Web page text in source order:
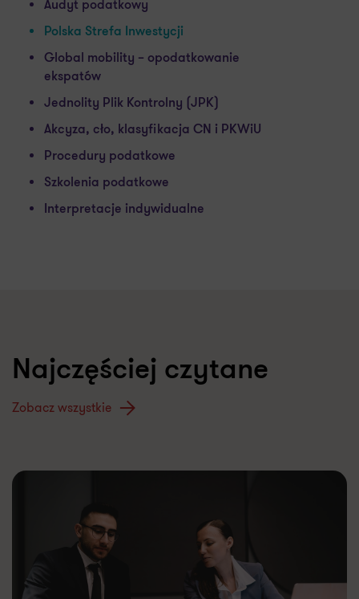
Audyt podatkowy
Polska Strefa Inwestycji
Global mobility – opodatkowanie
ekspatów
Jednolity Plik Kontrolny (JPK)
Akcyza, cło, klasyfikacja CN i PKWiU
Procedury podatkowe
Szkolenia podatkowe
Interpretacje indywidualne
Najczęściej czytane
Zobacz wszystkie